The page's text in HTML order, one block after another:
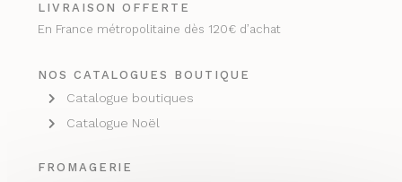
LIVRAISON OFFERTE
En France métropolitaine dès 120€ d’achat
NOS CATALOGUES BOUTIQUE
Catalogue boutiques
Catalogue Noël
FROMAGERIE